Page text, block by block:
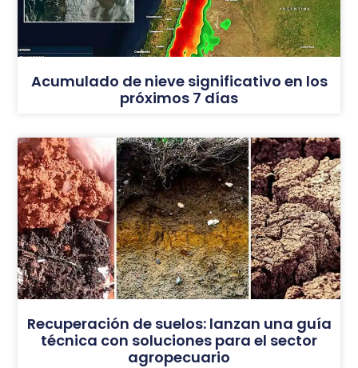
Acumulado de nieve significativo en los
próximos 7 días
Recuperación de suelos: lanzan una guía
técnica con soluciones para el sector
agropecuario